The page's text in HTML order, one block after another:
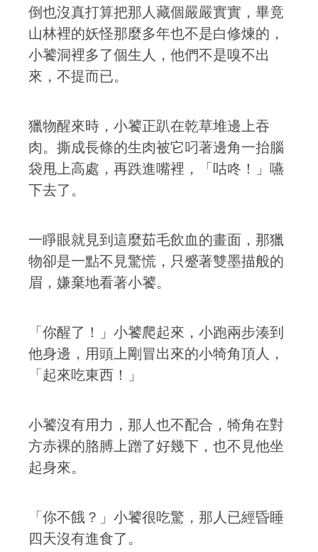
倒也沒真打算把那人藏個嚴嚴實實，畢竟
山林裡的妖怪那麼多年也不是白修煉的，
小饕洞裡多了個生人，他們不是嗅不出
來，不提而已。
獵物醒來時，小饕正趴在乾草堆邊上吞
肉。撕成長條的生肉被它叼著邊角一抬腦
袋甩上高處，再跌進嘴裡，「咕咚！」嚥
下去了。
一睜眼就見到這麼茹毛飲血的畫面，那獵
物卻是一點不見驚慌，只蹙著雙墨描般的
眉，嫌棄地看著小饕。
「你醒了！」小饕爬起來，小跑兩步湊到
他身邊，用頭上剛冒出來的小犄角頂人，
「起來吃東西！」
小饕沒有用力，那人也不配合，犄角在對
方赤裸的胳膊上蹭了好幾下，也不見他坐
起身來。
「你不餓？」小饕很吃驚，那人已經昏睡
四天沒有進食了。